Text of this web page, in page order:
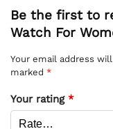
Be the first to
Watch For
Your email address
marked *
Your rating *